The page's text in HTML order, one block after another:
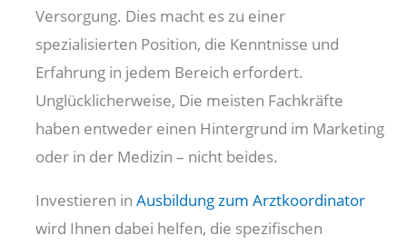
Versorgung. Dies macht es zu einer
spezialisierten Position, die Kenntnisse und
Erfahrung in jedem Bereich erfordert.
Unglücklicherweise, Die meisten Fachkräfte
haben entweder einen Hintergrund im Marketing
oder in der Medizin – nicht beides.
Investieren inAusbildung zum Arztkoordinator
wird Ihnen dabei helfen, die spezifischen